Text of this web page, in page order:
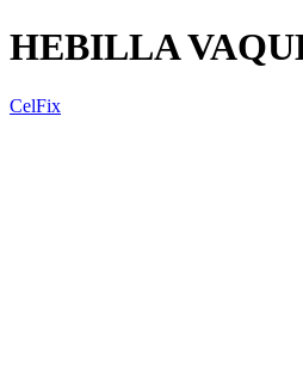
HEBILLA
CelFix